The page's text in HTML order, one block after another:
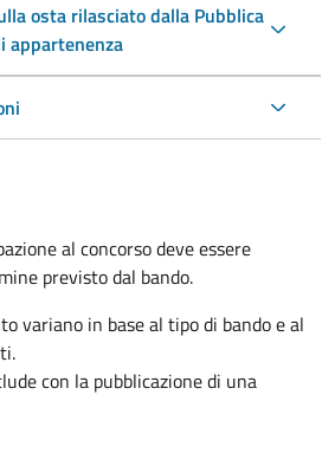
osta rilasciato dalla Pubblica
appartenenza
al concorso deve essere
previsto dal bando.
variano in base al tipo di bando e al
con la pubblicazione di una